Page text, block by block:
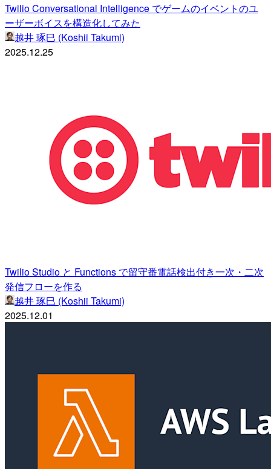
Twilio Conversational Intelligence でゲームのイベントのユ
ーザーボイスを構造化してみた
越井 琢巳 (Koshii Takumi)
2025.12.25
Twilio Studio と Functions で留守番電話検出付き一次・二次
発信フローを作る
越井 琢巳 (Koshii Takumi)
2025.12.01